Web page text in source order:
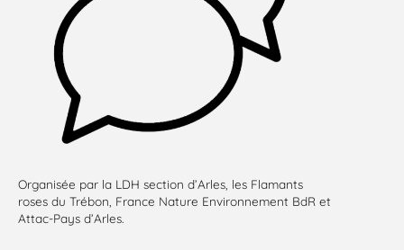
Organisée par la LDH section d’Arles, les Flamants
roses du Trébon, France Nature Environnement BdR et
Attac-Pays d’Arles.